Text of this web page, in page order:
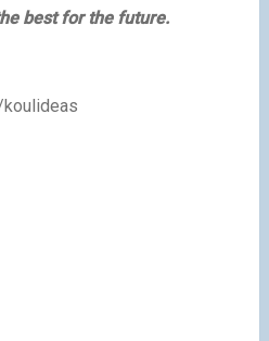
best for the future.